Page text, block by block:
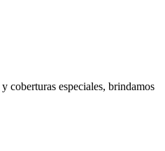
coberturas especiales, brindamos